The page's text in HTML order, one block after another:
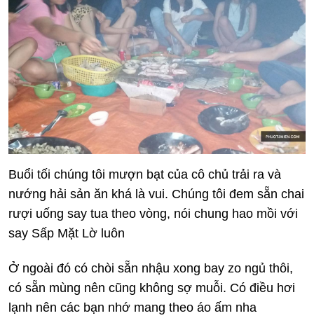
Buổi tối chúng tôi mượn bạt của cô chủ trải ra và
nướng hải sản ăn khá là vui. Chúng tôi đem sẵn chai
rượi uống say tua theo vòng, nói chung hao mồi với
say Sấp Mặt Lờ luôn
Ở ngoài đó có chòi sẵn nhậu xong bay zo ngủ thôi,
có sẵn mùng nên cũng không sợ muỗi. Có điều hơi
lạnh nên các bạn nhớ mang theo áo ấm nha